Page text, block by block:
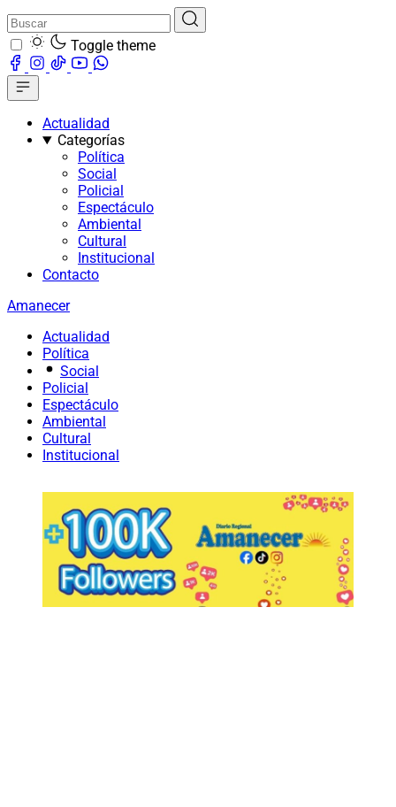
Toggle theme
Actualidad
Categorías
Política
Social
Policial
Espectáculo
Ambiental
Cultural
Institucional
Contacto
Amanecer
Actualidad
Política
Social
Policial
Espectáculo
Ambiental
Cultural
Institucional